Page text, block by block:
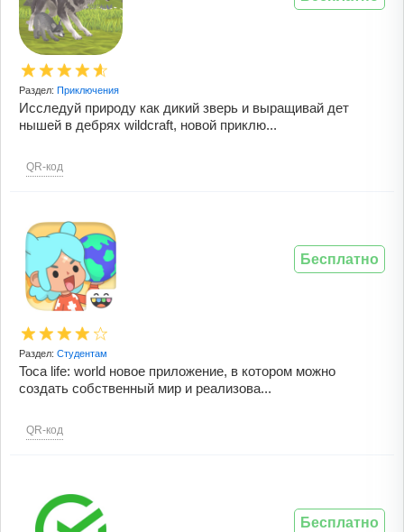
Раздел: Приключения
Исследуй природу как дикий зверь и выращивай дет
нышей в дебрях wildcraft, новой приклю...
QR-код
Раздел: Студентам
Toca life: world новое приложение, в котором можно
создать собственный мир и реализова...
QR-код
Бесплатно
Бесплатно